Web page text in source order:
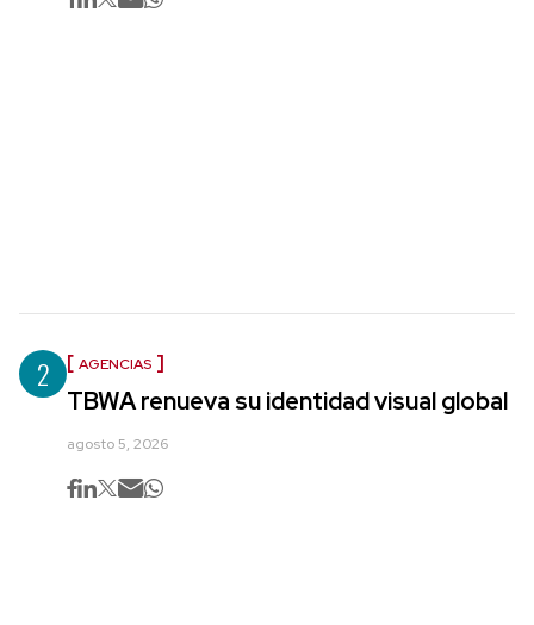
2 AGENCIAS
TBWA renueva su identidad visual global
agosto 5, 2026